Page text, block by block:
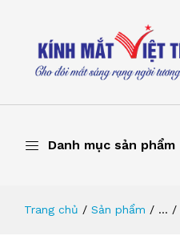
Danh mục sản phẩm
Trang chủ Sản phẩm ...